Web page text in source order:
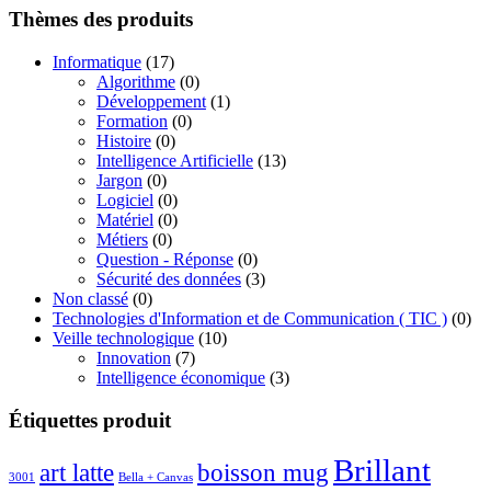
Thèmes des produits
Informatique (17)
Algorithme (0)
Développement (1)
Formation (0)
Histoire (0)
Intelligence Artificielle (13)
Jargon (0)
Logiciel (0)
Matériel (0)
Métiers (0)
Question - Réponse (0)
Sécurité des données (3)
Non classé (0)
Technologies d'Information et de Communication ( TIC ) (0)
Veille technologique (10)
Innovation (7)
Intelligence économique (3)
Étiquettes produit
3001 art latte Bella + Canvas boisson mugBrillant